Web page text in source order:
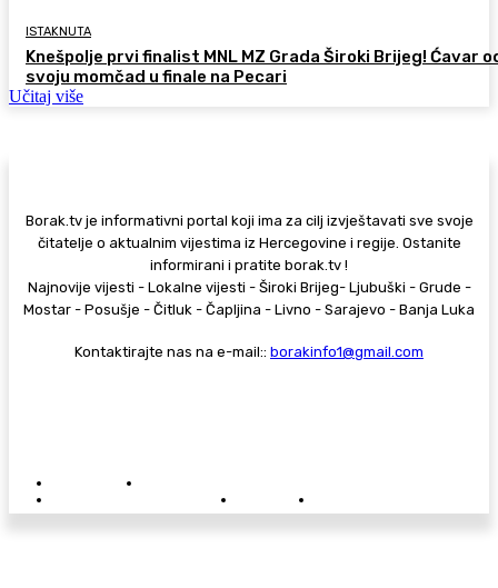
ISTAKNUTA
Knešpolje prvi finalist MNL MZ Grada Široki Brijeg! Ćavar
svoju momčad u finale na Pecari
Učitaj više
Borak.tv je informativni portal koji ima za cilj izvještavati sve svoje
čitatelje o aktualnim vijestima iz Hercegovine i regije. Ostanite
informirani i pratite borak.tv !
Najnovije vijesti - Lokalne vijesti - Široki Brijeg- Ljubuški - Grude -
Mostar - Posušje - Čitluk - Čapljina - Livno - Sarajevo - Banja Luka
Kontaktirajte nas na e-mail:: borakinfo1@gmail.com